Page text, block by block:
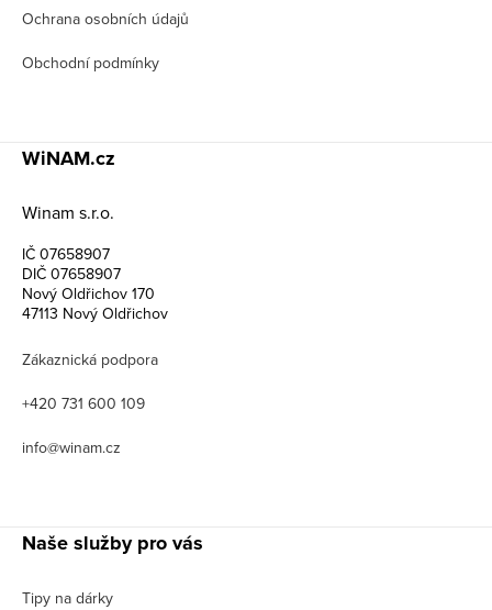
Ochrana osobních údajů
Obchodní podmínky
WiNAM.cz
Winam s.r.o.
IČ 07658907
DIČ 07658907
Nový Oldřichov 170
47113 Nový Oldřichov
Zákaznická podpora
+420 731 600 109
info@winam.cz
Naše služby pro vás
Tipy na dárky